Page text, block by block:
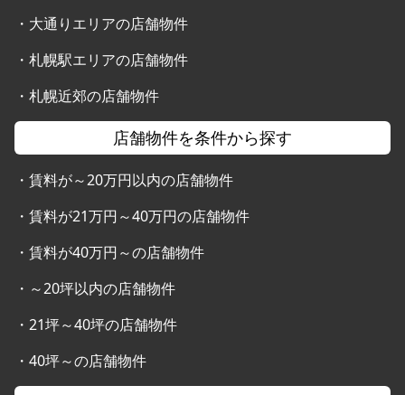
・ 大通りエリアの店舗物件
・ 札幌駅エリアの店舗物件
・ 札幌近郊の店舗物件
店舗物件を条件から探す
・ 賃料が～20万円以内の店舗物件
・ 賃料が21万円～40万円の店舗物件
・ 賃料が40万円～の店舗物件
・ ～20坪以内の店舗物件
・ 21坪～40坪の店舗物件
・ 40坪～の店舗物件